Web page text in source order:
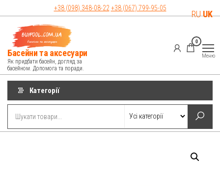
контенту
+38 (098) 348-08-22 +38 (067) 799-95-05
Басейни та аксесуари
Як придбати басейн, догляд за
басейном. Допомога та поради.
0
Меню
Категорії
RUUK